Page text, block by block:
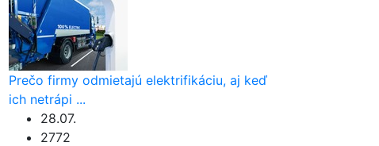
Prečo firmy odmietajú elektrifikáciu, aj keď
ich netrápi ...
28.07.
2772